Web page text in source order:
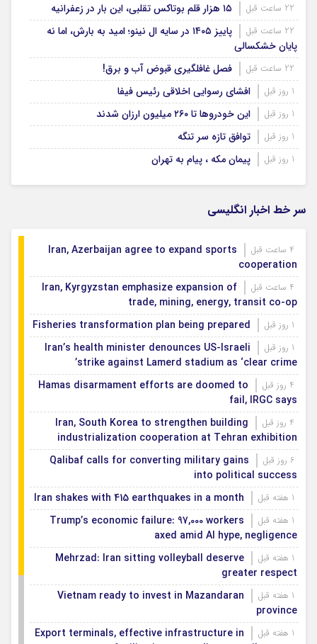
۱۵ هزار قلم بوتاکس تقلبی، این بار در زعفرانیه
پاییز ۱۴۰۵ در سایه ال‌ نینو؛ امید به بارش، اما نه
پایان خشکسالی
فصل غافلگیری قبوض آب و برق!
افشای رسوایی اخلاقی رئیس فیفا
این خودروها تا ۲۶۰ میلیون ارزان شدند
توافق تازه سر تنگه
پیمان مکه ، پیام به تهران
سر خط اخبار انگلیسی
Iran, Azerbaijan agree to expand sports
cooperation
Iran, Kyrgyzstan emphasize expansion of
trade, mining, energy, transit co-op
Fisheries transformation plan being prepared
Iran’s health minister denounces US-Israeli
strike against Lamerd stadium as ‘clear crime’
Hamas disarmament efforts are doomed to
fail, IRGC says
Iran, South Korea to strengthen building
industrialization cooperation at Tehran exhibition
Qalibaf calls for converting military gains
into political success
Iran shakes with 415 earthquakes in a month
Trump’s economic failure: 97,000 workers
axed amid AI hype, negligence
Mehrzad: Iran sitting volleyball deserve
greater respect
Vietnam ready to invest in Mazandaran
province
Export terminals, effective infrastructure in